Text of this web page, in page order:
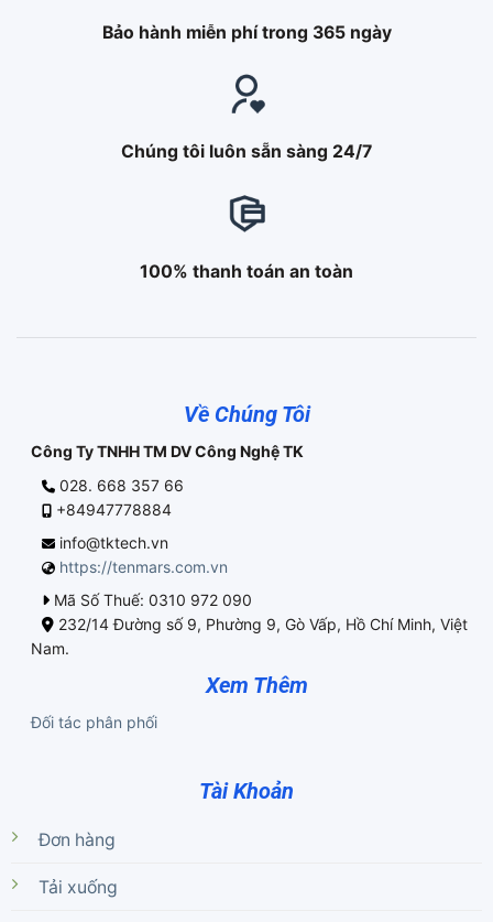
Bảo hành miễn phí trong 365 ngày
Chúng tôi luôn sẵn sàng 24/7
100% thanh toán an toàn
Về Chúng Tôi
Công Ty TNHH TM DV Công Nghệ TK
028. 668 357 66
+84947778884
info@tktech.vn
https://tenmars.com.vn
Mã Số Thuế: 0310 972 090
232/14 Đường số 9, Phường 9, Gò Vấp, Hồ Chí Minh, Việt
Nam.
Xem Thêm
Đối tác phân phối
Tài Khoản
Đơn hàng
Tải xuống